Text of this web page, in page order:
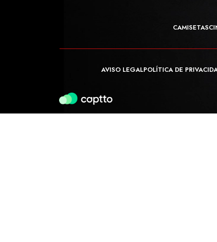
CAMISETAS
AVISO LEGALPOLÍTICA DE